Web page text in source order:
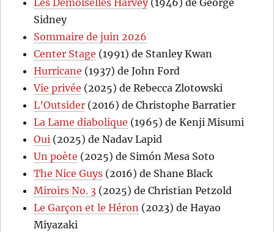
Les Demoiselles Harvey(1946) de George
Sidney
Sommaire de juin 2026
Center Stage (1991) de Stanley Kwan
Hurricane (1937) de John Ford
Vie privée (2025) de Rebecca Zlotowski
L’Outsider (2016) de Christophe Barratier
La Lame diabolique (1965) de Kenji Misumi
Oui (2025) de Nadav Lapid
Un poète (2025) de Simón Mesa Soto
The Nice Guys (2016) de Shane Black
Miroirs No. 3 (2025) de Christian Petzold
Le Garçon et le Héron (2023) de Hayao
Miyazaki